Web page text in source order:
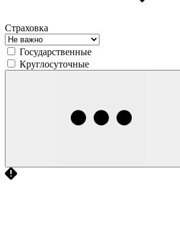
Страховка
Государственные
Круглосуточные